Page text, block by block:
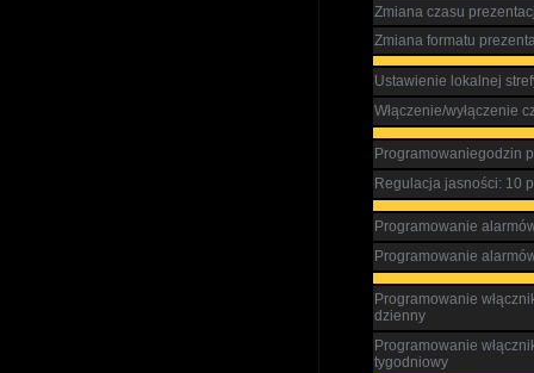
Zmiana czasu
Zmiana formatu
Ustawienie lokalnej
Włączenie/wyłączenie
Programowaniegodzin
Regulacja jasności: 10
Programowanie
Programowanie
Programowanie
dzienny
Programowanie
tygodniowy